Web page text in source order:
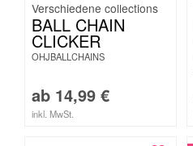
BALL CHAIN
CLICKER
OHJBALLCHAINS
ab 14,99 €
inkl. MwSt.